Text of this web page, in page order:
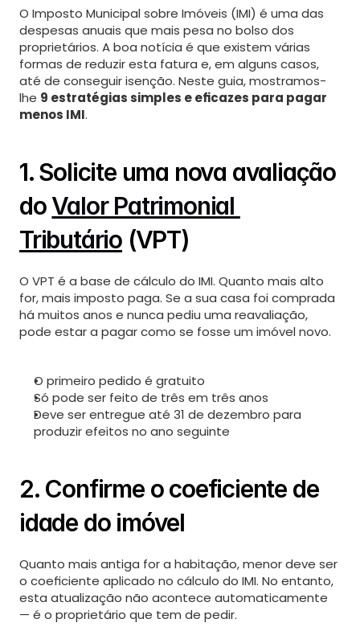
Services
Services Details
Blog
Terms
Privacy
O Imposto Municipal sobre Imóveis (IMI) é uma das
despesas anuais que mais pesa no bolso dos
proprietários. A boa notícia é que existem várias
formas de reduzir esta fatura e, em alguns casos,
até de conseguir isenção. Neste guia, mostramos-
lhe 9 estratégias simples e eficazes para pagar
menos IMI.
1. Solicite uma nova avaliação
do Valor Patrimonial
Tributário (VPT)
O VPT é a base de cálculo do IMI. Quanto mais alto
for, mais imposto paga. Se a sua casa foi comprada
há muitos anos e nunca pediu uma reavaliação,
pode estar a pagar como se fosse um imóvel novo.
O primeiro pedido é gratuito
Só pode ser feito de três em três anos
Deve ser entregue até 31 de dezembro para
produzir efeitos no ano seguinte
2. Confirme o coeficiente de
idade do imóvel
Quanto mais antiga for a habitação, menor deve ser
o coeficiente aplicado no cálculo do IMI. No entanto,
esta atualização não acontece automaticamente
— é o proprietário que tem de pedir.